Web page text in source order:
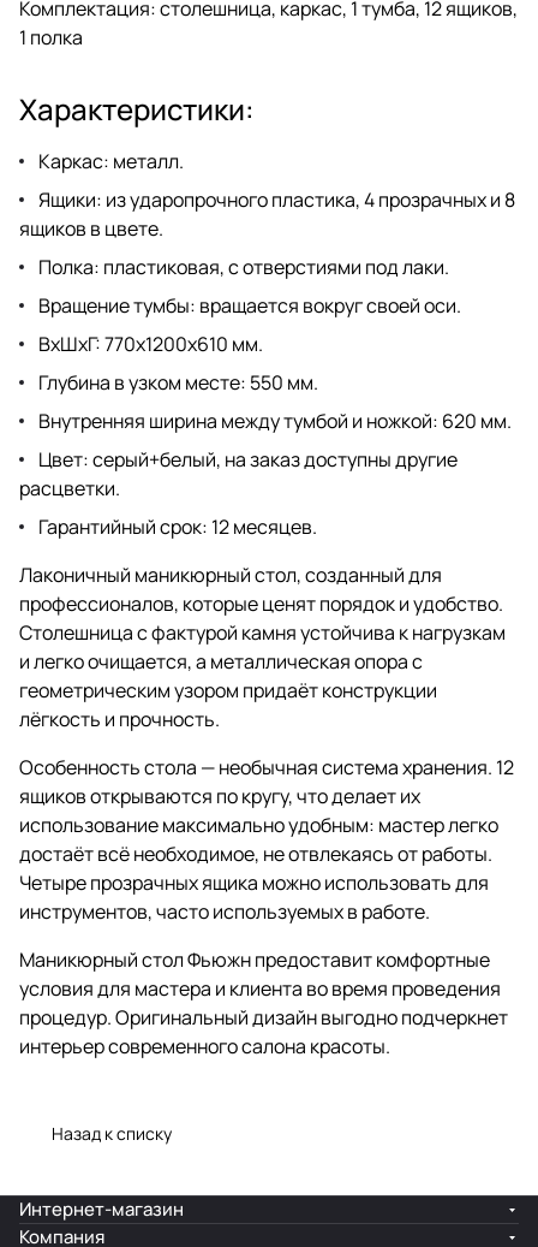
Комплектация:столешница, каркас, 1 тумба, 12 ящиков,
1 полка
Характеристики:
Каркас: металл.
Ящики: из ударопрочного пластика, 4 прозрачных и 8
ящиков в цвете.
Полка: пластиковая, с отверстиями под лаки.
Вращение тумбы: вращается вокруг своей оси.
ВхШхГ:770х1200х610 мм.
Глубина в узком месте: 550 мм.
Внутренняя ширина между тумбой и ножкой: 620 мм.
Цвет:серый+белый, на заказ доступны другие
расцветки.
Гарантийный срок: 12 месяцев.
Лаконичный маникюрный стол, созданный для
профессионалов, которые ценят порядок и удобство.
Столешница с фактурой камня устойчива к нагрузкам
и легко очищается, а металлическая опора с
геометрическим узором придаёт конструкции
лёгкость и прочность.
Особенность стола — необычная система хранения. 12
ящиков открываются по кругу, что делает их
использование максимально удобным: мастер легко
достаёт всё необходимое, не отвлекаясь от работы.
Четыре прозрачных ящика можно использовать для
инструментов, часто используемых в работе.
Маникюрный стол Фьюжн предоставит комфортные
условия для мастера и клиента во время проведения
процедур. Оригинальный дизайн выгодно подчеркнет
интерьер современного салона красоты.
Назад к списку
Интернет-магазин
Компания